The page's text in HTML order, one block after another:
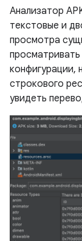
Анализатор
текстовые и
просмотра
конфигурации,
строкового
увидеть